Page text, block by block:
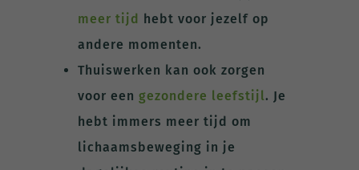
meer tijd hebt voor jezelf op
andere momenten.
Thuiswerken kan ook zorgen
voor een gezondere leefstijl. Je
hebt immers meer tijd om
lichaamsbeweging in je